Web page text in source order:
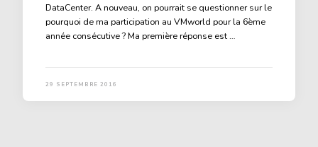
DataCenter. A nouveau, on pourrait se questionner sur le
pourquoi de ma participation au VMworld pour la 6ème
année consécutive ? Ma première réponse est …
29 SEPTEMBRE 2016